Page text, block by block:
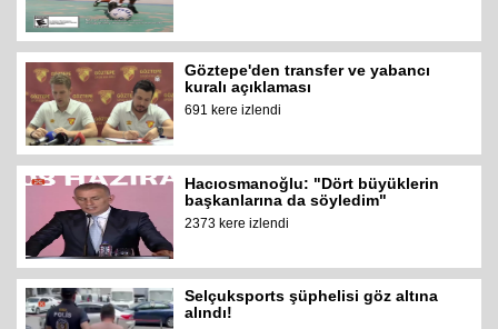
Göztepe'den transfer ve yabancı
kuralı açıklaması
691 kere izlendi
Hacıosmanoğlu: "Dört büyüklerin
başkanlarına da söyledim"
2373 kere izlendi
Selçuksports şüphelisi göz altına
alındı!